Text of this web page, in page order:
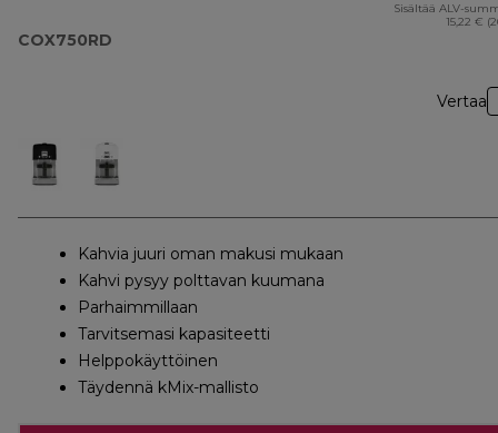
COX750RD
Sisältää ALV-
15,22 €
Vertaa
Kahvia juuri oman makusi mukaan
Kahvi pysyy polttavan kuumana
Parhaimmillaan
Tarvitsemasi kapasiteetti
Helppokäyttöinen
Täydennä kMix-mallisto